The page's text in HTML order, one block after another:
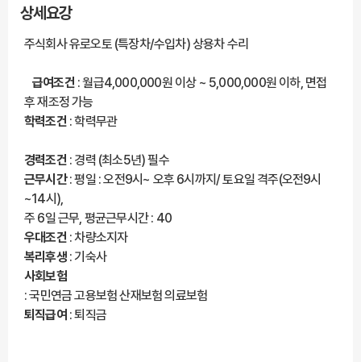
상세요강
주식회사 유로오토 (특장차/수입차) 상용차 수리
급여조건: 월급4,000,000원 이상 ~ 5,000,000원 이하, 면접
후 재조정 가능
학력조건: 학력무관
경력조건: 경력 (최소5년) 필수
근무시간: 평일 : 오전9시~ 오후 6시까지/ 토요일 격주(오전9시
~14시),
주 6일 근무, 평균근무시간 : 40
우대조건: 차량소지자
복리후생: 기숙사
사회보험
: 국민연금 고용보험 산재보험 의료보험
퇴직급여 : 퇴직금